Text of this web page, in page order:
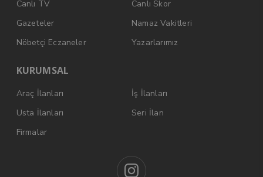
Canlı TV
Canlı Skor
Gazeteler
Namaz Vakitleri
Nöbetçi Eczaneler
Yazarlarımız
KURUMSAL
Araç İlanları
İş İlanları
Usta İlanları
Seri İlan
Firmalar